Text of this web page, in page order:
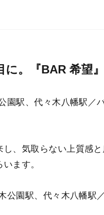
に。『BAR 希望
園駅、代々木八幡駅
、気取らない上質感
ます。
公園駅、代々木八幡駅